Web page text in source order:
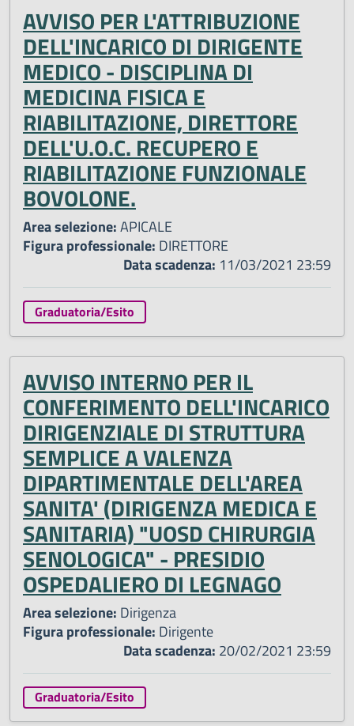
AVVISO PER L'ATTRIBUZIONE
DELL'INCARICO DI DIRIGENTE
MEDICO - DISCIPLINA DI
MEDICINA FISICA E
RIABILITAZIONE, DIRETTORE
DELL'U.O.C. RECUPERO E
RIABILITAZIONE FUNZIONALE
BOVOLONE.
Area selezione:APICALE
Figura professionale: DIRETTORE
Data scadenza: 11/03/2021 23:59
Graduatoria/Esito
AVVISO INTERNO PER IL
CONFERIMENTO DELL'INCARICO
DIRIGENZIALE DI STRUTTURA
SEMPLICE A VALENZA
DIPARTIMENTALE DELL'AREA
SANITA' (DIRIGENZA MEDICA E
SANITARIA) "UOSD CHIRURGIA
SENOLOGICA" - PRESIDIO
OSPEDALIERO DI LEGNAGO
Area selezione: Dirigenza
Figura professionale: Dirigente
Data scadenza: 20/02/2021 23:59
Graduatoria/Esito